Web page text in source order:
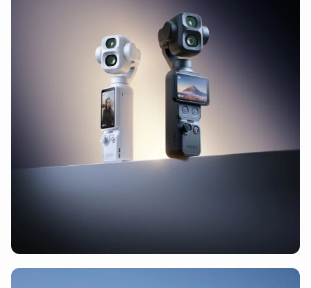
DJI Matrice 600 accessoires
DJI Matrice 200/210 accessoires
DJI Matrice 30/30T accessoires
DJI Matrice 4T/E accessoires
DJI Matrice 400 accessoires
DJI Matrice 350 accessoires
DJI Matrice 300 accessoires